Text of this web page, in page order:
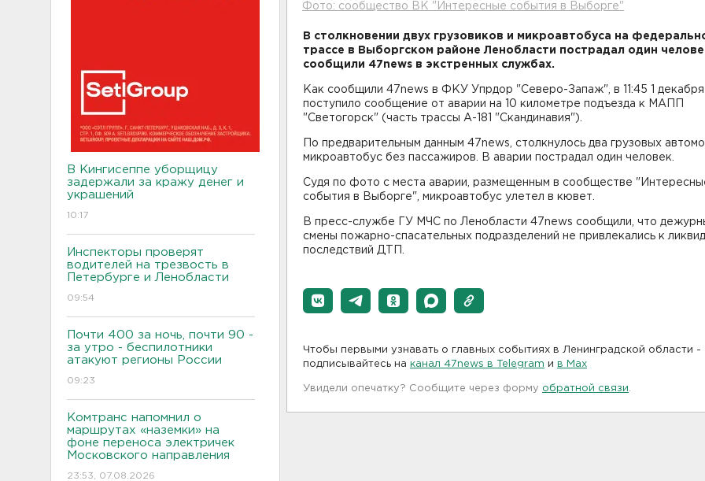
В Кингисеппе уборщицу
задержали за кражу денег и
украшений
10:17
Инспекторы проверят
водителей на трезвость в
Петербурге и Ленобласти
09:54
Почти 400 за ночь, почти 90 -
за утро - беспилотники
атакуют регионы России
09:23
Комтранс напомнил о
маршрутах «наземки» на
фоне переноса электричек
Московского направления
23:53, 07.08.2026
Фото: сообщество ВК "Интересные события в Выборге"
В столкновении двух грузовиков и микроавтобуса на
трассе в Выборгском районе Ленобласти пострадал один
сообщили 47news в экстренных службах.
Как сообщили 47news в ФКУ Упрдор "Северо-Запаж", в 11:45 1 декабря
поступило сообщение от аварии на 10 километре подъезда к МАПП
"Светогорск" (часть трассы А-181 "Скандинавия").
По предварительным данным 47news, столкнулось два грузовых
микроавтобус без пассажиров. В аварии пострадал один человек.
Судя по фото с места аварии, размещенным в сообществе
события в Выборге", микроавтобус улетел в кювет.
В пресс-службе ГУ МЧС по Ленобласти 47news сообщили, что
смены пожарно-спасательных подразделений не привлекались к
последствий ДТП.
Чтобы первыми узнавать о главных событиях в Ленинградской области -
подписывайтесь на канал 47news в Telegram и в Maх
Увидели опечатку? Сообщите через форму обратной связи